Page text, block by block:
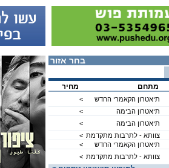
בחר אזור
מחיר
מתחם
< תיאטרון הקאמרי החדש
< תיאטרון הבימה
<
תיאטרון הבימה
< צוותא - לתרבות מתקדמת
<
תיאטרון הקאמרי החדש
< צוותא - לתרבות מתקדמת